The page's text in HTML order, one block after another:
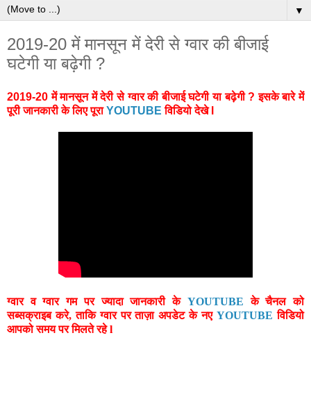
▼
2019-20 में मानसून में देरी से ग्वार की बीजाई
घटेगी या बढ़ेगी ?
2019-20 में मानसून में देरी से ग्वार की बीजाई घटेगी या बढ़ेगी ?इसके बारे में
पूरी जानकारी के लिए पूराYOUTUBE विडियो देखे l
ग्वार व ग्वार गम पर ज्यादा जानकारी के YOUTUBE के चैनल को
सब्सक्राइब करे, ताकि ग्वार पर ताज़ा अपडेट के नएYOUTUBE विडियो
आपको समय पर मिलते रहे l